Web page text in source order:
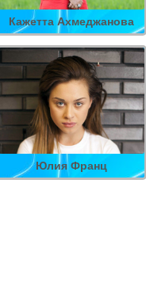
Кажетта Ахмеджанова
Юлия Франц